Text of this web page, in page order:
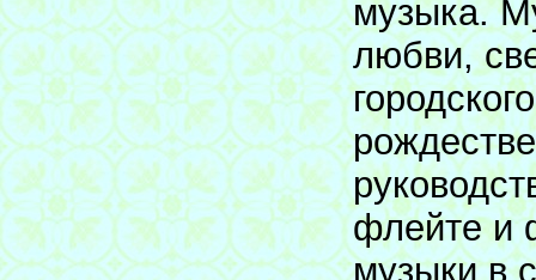
музыка.
любви,
флейте и
музыки в